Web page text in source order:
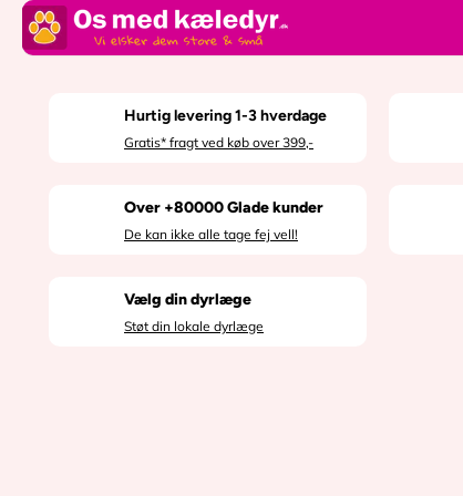
SPRING TIL
INDHOLD
SPRING TIL
Hurtig levering 1-3 hverdage
Gratis* fragt ved køb over 399,-
Over +80000 Glade kunder
De kan ikke alle tage fej vell!
Vælg din dyrlæge
Støt din lokale dyrlæge